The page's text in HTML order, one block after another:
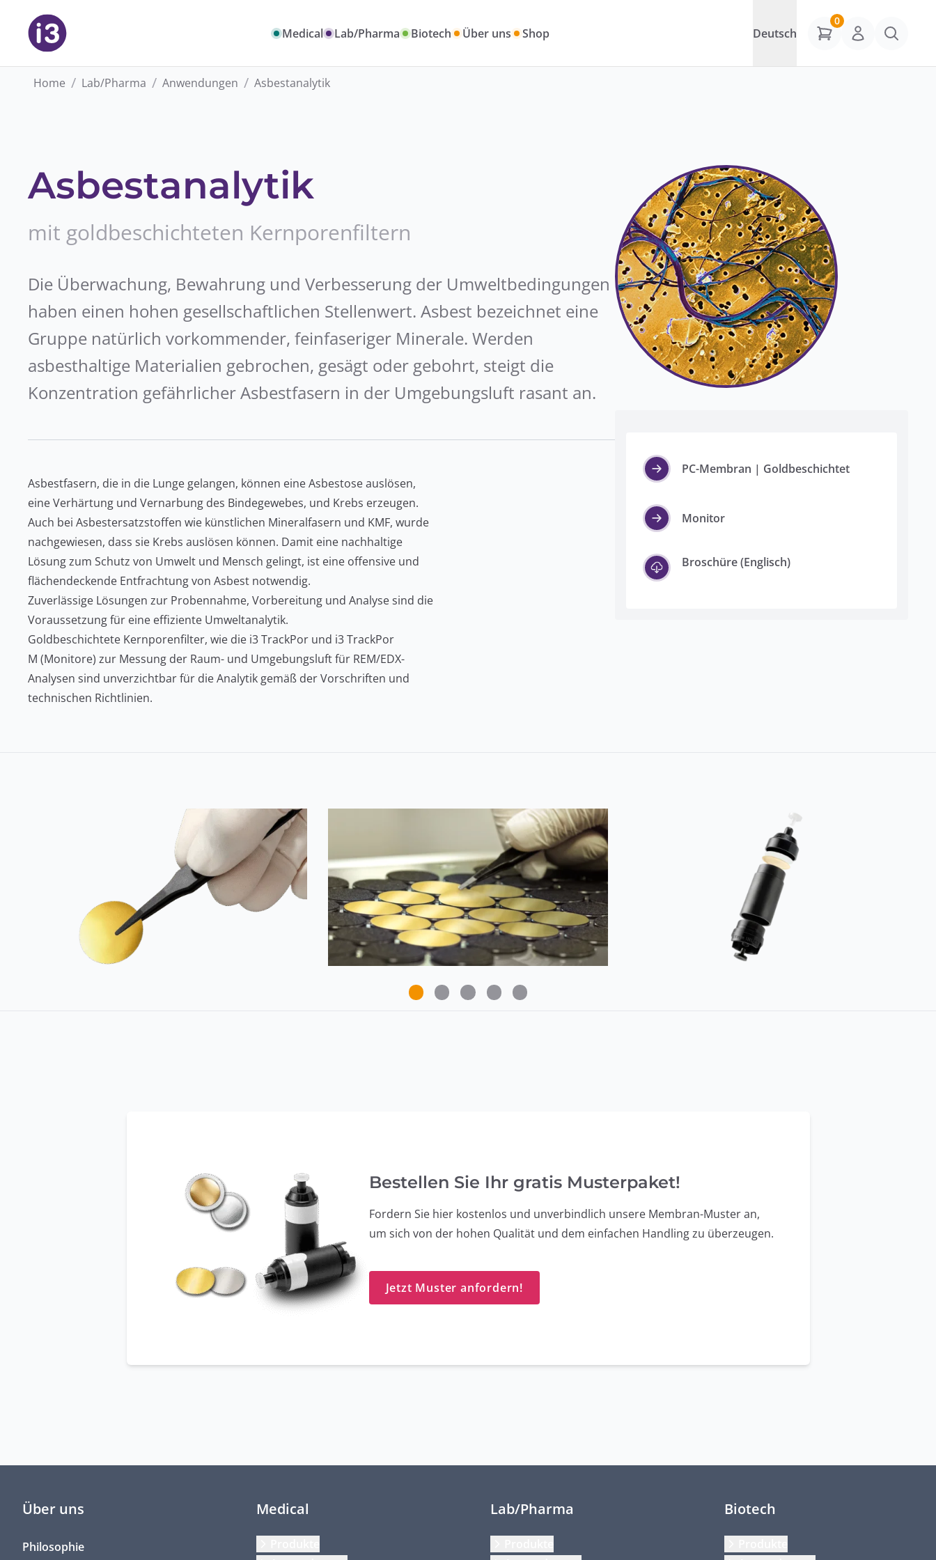
Medical Lab/Pharma Biotech Über uns Shop Deutsch
0
Home / Lab/Pharma / Anwendungen / Asbestanalytik
Asbestanalytik
mit goldbeschichteten Kernporenfiltern
Die Überwachung, Bewahrung und Verbesserung der Umweltbedingungen
haben einen hohen gesellschaftlichen Stellenwert. Asbest bezeichnet eine
Gruppe natürlich vorkommender, feinfaseriger Minerale. Werden
asbesthaltige Materialien gebrochen, gesägt oder gebohrt, steigt die
Konzentration gefährlicher Asbestfasern in der Umgebungsluft rasant an.
Asbestfasern, die in die Lunge gelangen, können eine Asbestose auslösen,
eine Verhärtung und Vernarbung des Bindegewebes, und Krebs erzeugen.
Auch bei Asbestersatzstoffen wie künstlichen Mineralfasern und KMF, wurde
nachgewiesen, dass sie Krebs auslösen können. Damit eine nachhaltige
Lösung zum Schutz von Umwelt und Mensch gelingt, ist eine offensive und
flächendeckende Entfrachtung von Asbest notwendig.
Zuverlässige Lösungen zur Probennahme, Vorbereitung und Analyse sind die
Voraussetzung für eine effiziente Umweltanalytik.
Goldbeschichtete Kernporenfilter, wie die i3 TrackPor und i3 TrackPor
M (Monitore) zur Messung der Raum- und Umgebungsluft für REM/EDX-
Analysen sind unverzichtbar für die Analytik gemäß der Vorschriften und
technischen Richtlinien.
PC-Membran | Goldbeschichtet
Monitor
Broschüre (Englisch)
Bestellen Sie Ihr gratis Musterpaket!
Fordern Sie hier kostenlos und unverbindlich unsere Membran-Muster an,
um sich von der hohen Qualität und dem einfachen Handling zu überzeugen.
Jetzt Muster anfordern!
Über uns
Philosophie
Medical Lab/Pharma Biotech